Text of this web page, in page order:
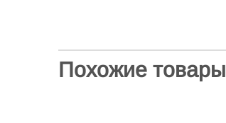
Похожие товары